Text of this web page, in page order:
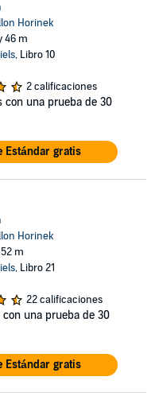
Horinek
46 m
, Libro 10
2 calificaciones
con una prueba de 30
Estándar gratis
Horinek
m
, Libro 21
22 calificaciones
con una prueba de 30
Estándar gratis